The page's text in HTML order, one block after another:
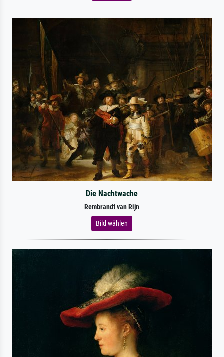
Die Nachtwache
Rembrandt van Rijn
Bild wählen